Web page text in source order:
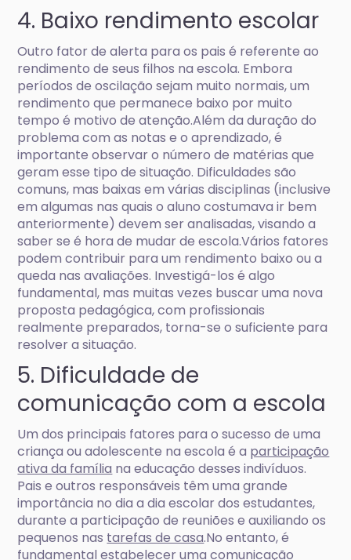
4. Baixo rendimento escolar
Outro fator de alerta para os pais é referente ao
rendimento de seus filhos na escola. Embora
períodos de oscilação sejam muito normais, um
rendimento que permanece baixo por muito
tempo é motivo de atenção.Além da duração do
problema com as notas e o aprendizado, é
importante observar o número de matérias que
geram esse tipo de situação. Dificuldades são
comuns, mas baixas em várias disciplinas (inclusive
em algumas nas quais o aluno costumava ir bem
anteriormente) devem ser analisadas, visando a
saber se é hora de mudar de escola.Vários fatores
podem contribuir para um rendimento baixo ou a
queda nas avaliações. Investigá-los é algo
fundamental, mas muitas vezes buscar uma nova
proposta pedagógica, com profissionais
realmente preparados, torna-se o suficiente para
resolver a situação.
5. Dificuldade de
comunicação com a escola
Um dos principais fatores para o sucesso de uma
criança ou adolescente na escola é a participação
ativa da família na educação desses indivíduos.
Pais e outros responsáveis têm uma grande
importância no dia a dia escolar dos estudantes,
durante a participação de reuniões e auxiliando os
pequenos nas tarefas de casa.No entanto, é
fundamental estabelecer uma comunicação